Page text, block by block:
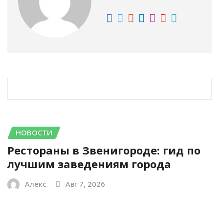
НОВОСТИ
Рестораны в Звенигороде: гид по
лучшим заведениям города
Алекс Авг 7, 2026